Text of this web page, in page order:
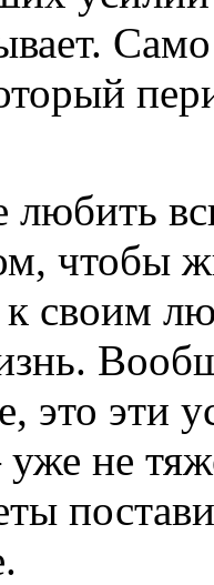
Само
любить
чтобы
к своим
это эти
не